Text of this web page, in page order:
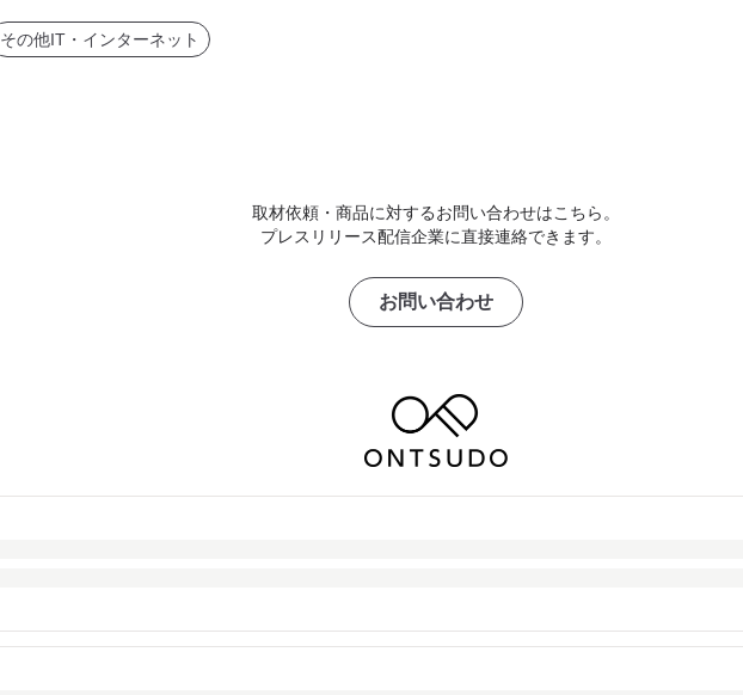
その他IT・インターネット
取材依頼・商品に対するお問い合わせはこちら。
プレスリリース配信企業に直接連絡できます。
お問い合わせ